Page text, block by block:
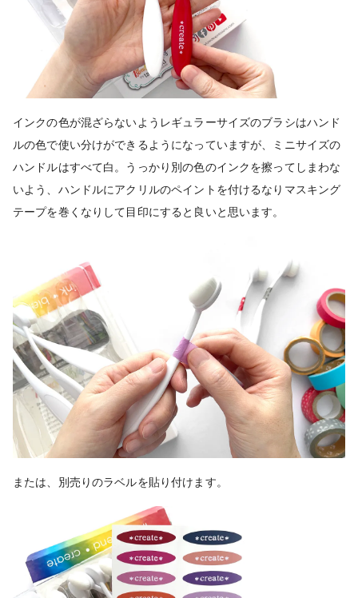
インクの色が混ざらないようレギュラーサイズのブラシはハンド
ルの色で使い分けができるようになっていますが、ミニサイズの
ハンドルはすべて白。うっかり別の色のインクを擦ってしまわな
いよう、ハンドルにアクリルのペイントを付けるなりマスキング
テープを巻くなりして目印にすると良いと思います。
または、別売りのラベルを貼り付けます。